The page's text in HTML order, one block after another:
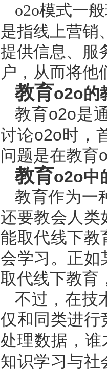
o2o模式一
是指线上营销
提供信息、服
户，从而将他
教育o2o的
教育o2o是
讨论o2o时，
问题是在教育
教育o2o中
教育作为一
还要教会人类
能取代线下教
会学习。正如
取代线下教育
不过，在技
仅和同类进行
处理数据，
知识学习与社